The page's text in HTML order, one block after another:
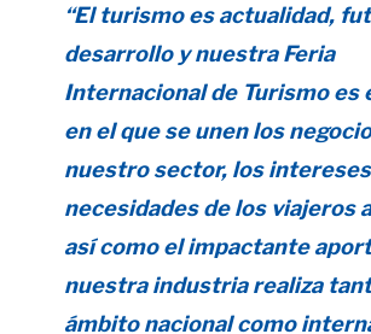
“El turismo es actualidad,
desarrollo y nuestra Feria
Internacional de Turismo es
en el que se unen los
nuestro sector, los
necesidades de los viajeros
así como el impactante
nuestra industria realiza
ámbito nacional como